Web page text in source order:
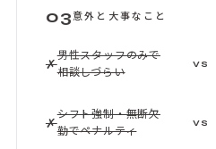
03 意外と大事なこと
✗
男性スタッフのみで
相談しづらい
VS
✗
シフト強制・無断欠
勤でペナルティ
VS